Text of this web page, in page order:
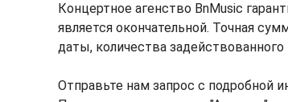
Концертное агенство BnMusic
является окончательной. Точная
даты, количества
Отправьте нам запрос с подробной